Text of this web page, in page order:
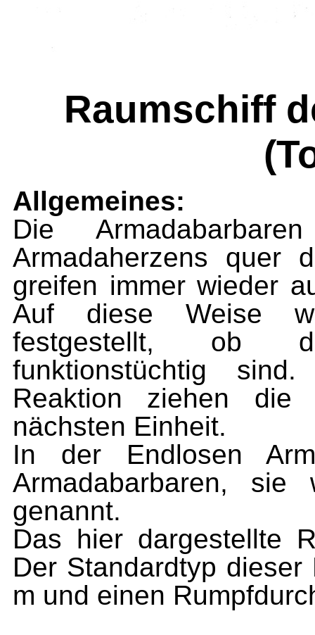
Raumschiff
Allgemeines:
Die
Armadaherzens quer
greifen immer wieder
Auf diese Weise
festgestellt, ob
funktionstüchtig
Reaktion zie­hen die
nächsten Einheit.
In der Endlosen
Armadabarba­ren, sie
genannt.
Das hier dargestellte
Der Standardtyp dieser
m und einen